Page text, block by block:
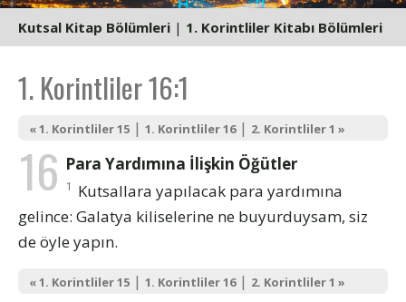
Kutsal Kitap Bölümleri | 1. Korintliler Kitabı Bölümleri
1. Korintliler 16:1
« 1. Korintliler 15 | 1. Korintliler 16| 2. Korintliler 1 »
16 Para Yardımına İlişkin Öğütler
1 Kutsallara yapılacak para yardımına
gelince: Galatya kiliselerine ne buyurduysam, siz
de öyle yapın.
« 1. Korintliler 15 | 1. Korintliler 16| 2. Korintliler 1 »